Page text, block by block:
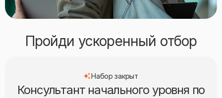
Пройди ускоренный отбор
Консультант начального уровня по
Набор закрыт